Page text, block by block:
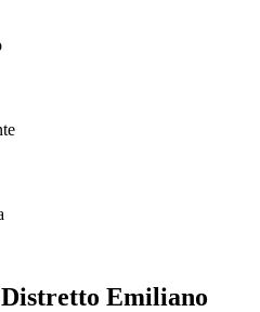
Emiliano